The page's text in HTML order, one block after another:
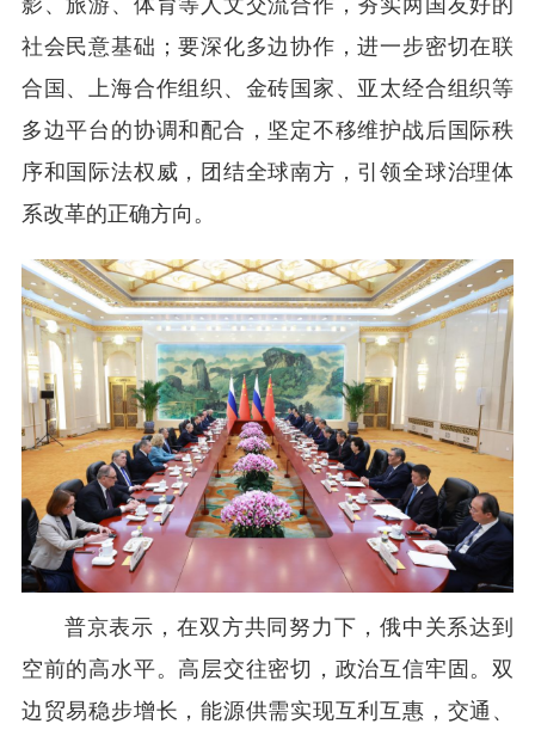
影、旅游、体育等人文交流合作，夯实两国友好的
社会民意基础；要深化多边协作，进一步密切在联
合国、上海合作组织、金砖国家、亚太经合组织等
多边平台的协调和配合，坚定不移维护战后国际秩
序和国际法权威，团结全球南方，引领全球治理体
系改革的正确方向。
普京表示，在双方共同努力下，俄中关系达到
空前的高水平。高层交往密切，政治互信牢固。双
边贸易稳步增长，能源供需实现互利互惠，交通、